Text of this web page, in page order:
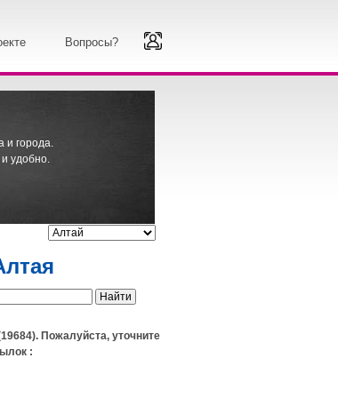
Вопросы?
и города.
удобно.
Пожалуйста, уточните
: